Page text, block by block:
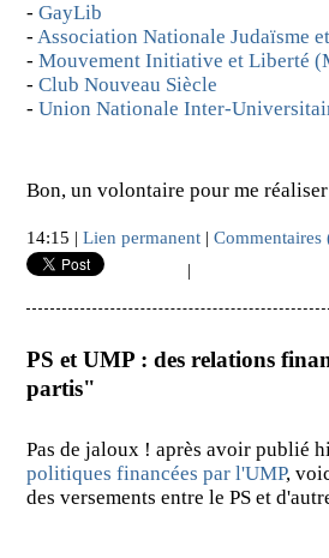
- GayLib
- Association Nationale Judaïsme
- Mouvement Initiative et Liberté
- Club Nouveau Siècle
- Union Nationale Inter-
Bon, un volontaire pour me
14:15 | Lien permanent | Commentaires
|
PS et UMP : des relations
partis"
Pas de jaloux ! après avoir publié
politiques financées par l'UMP,
des versements entre le PS et